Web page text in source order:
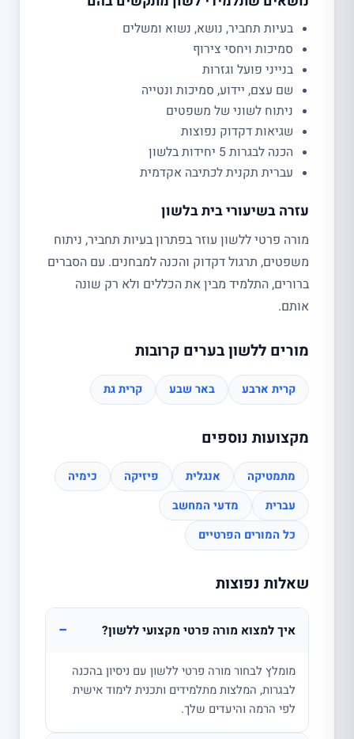
בעיות תחביר, נושא, נשוא ומשלים
סמיכות ויחסי צירוף
בנייני פועל וגזרות
שם עצם, יידוע, סמיכות ונטייה
ניתוח לשוני של משפטים
שגיאות דקדוק נפוצות
הכנה לבגרות 5 יחידות בלשון
עברית תקנית לכתיבה אקדמית
עזרה בשיעורי בית בלשון
מורה פרטי ללשון עוזר בפתרון בעיות תחביר, ניתוח
משפטים, תרגול דקדוק והכנה למבחנים. עם הסברים
ברורים, התלמיד מבין את הכללים ולא רק שונה
אותם.
מורים ללשון בערים קרובות
קרית ארבע באר שבע קרית גת
מקצועות נוספים
מתמטיקה אנגלית פיזיקה
כימיה
עברית
מדעי המחשב
כל המורים הפרטיים
שאלות נפוצות
איך למצוא מורה פרטי מקצועי ללשון? −
מומלץ לבחור מורה פרטי ללשון עם ניסיון בהכנה
לבגרות, המלצות מתלמידים ותכנית לימוד אישית
לפי הרמה והיעדים שלך.